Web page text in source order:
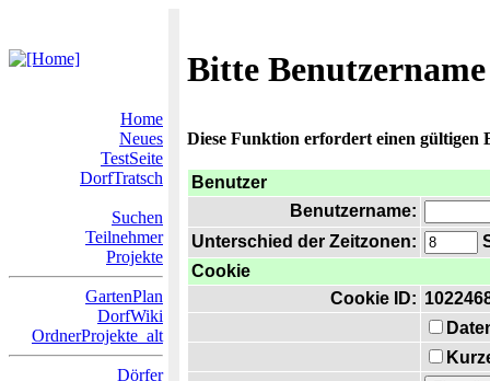
Bitte
Home
Neues
TestSeite
DorfTratsch
Suchen
Teilnehmer
Projekte
GartenPlan
DorfWiki
OrdnerProjekte_alt
Dörfer
Diese Funktion erfordert einen gültigen
Benutzer
Benutzername:
Unterschied der Zeitzonen:
Cookie
Cookie ID: